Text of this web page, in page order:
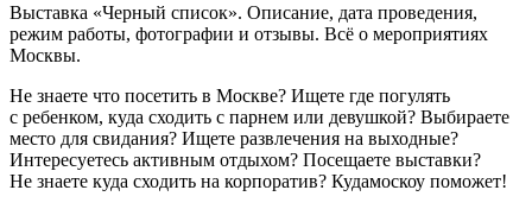
Выставка «Черный список». Описание, дата проведения,
режим работы, фотографии и отзывы. Всё о мероприятиях
Москвы.
Не знаете что посетить в Москве? Ищете где погулять
с ребенком, куда сходить с парнем или девушкой? Выбираете
место для свидания? Ищете развлечения на выходные?
Интересуетесь активным отдыхом? Посещаете выставки?
Не знаете куда сходить на корпоратив? Кудамоскоу поможет!